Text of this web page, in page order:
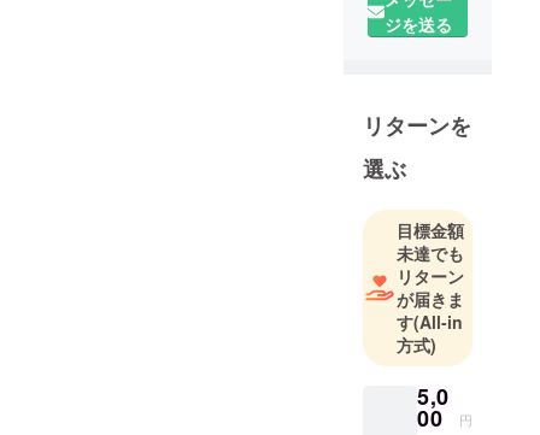
ジを送る
リターンを
選ぶ
目標金額
未達でも
リターン
が届きま
す(All-in
方式)
5,0
00 円